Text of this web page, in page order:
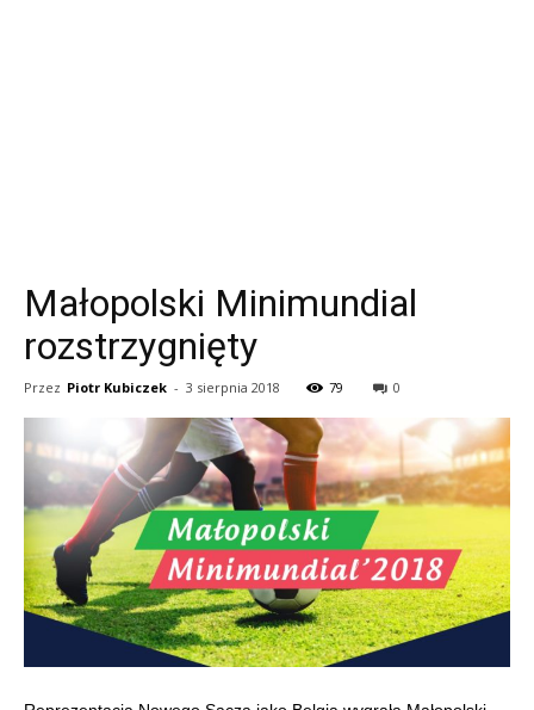
Małopolski Minimundial
rozstrzygnięty
Przez Piotr Kubiczek - 3 sierpnia 2018 79 0